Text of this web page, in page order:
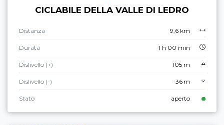
CICLABILE DELLA VALLE DI LEDRO
Distanza 9,6 km
Durata 1 h 00 min
Dislivello (+) 105 m
Dislivello (-) 36 m
Stato aperto